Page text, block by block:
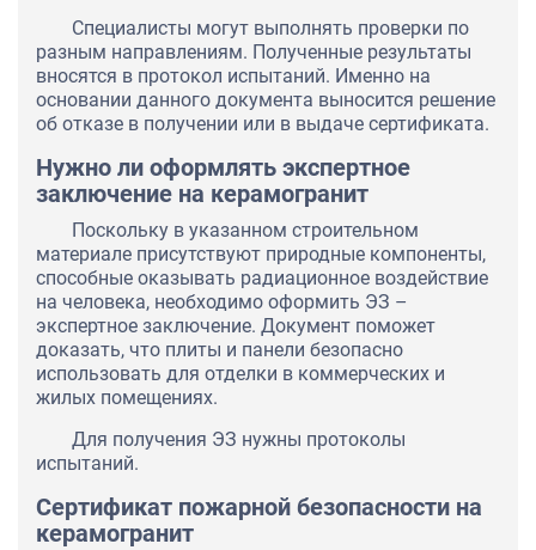
Специалисты могут выполнять проверки по
разным направлениям. Полученные результаты
вносятся в протокол испытаний. Именно на
основании данного документа выносится решение
об отказе в получении или в выдаче сертификата.
Нужно ли оформлять экспертное
заключение на керамогранит
Поскольку в указанном строительном
материале присутствуют природные компоненты,
способные оказывать радиационное воздействие
на человека, необходимо оформить ЭЗ –
экспертное заключение. Документ поможет
доказать, что плиты и панели безопасно
использовать для отделки в коммерческих и
жилых помещениях.
Для получения ЭЗ нужны протоколы
испытаний.
Сертификат пожарной безопасности на
керамогранит